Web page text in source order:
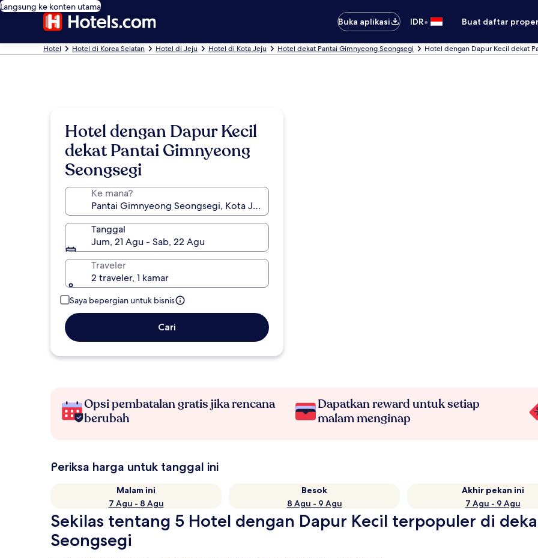
Langsung ke konten utama
Buka aplikasi
IDR• Buat daftar
Hotel Hotel di Korea Selatan Hotel di Jeju Hotel di Kota Jeju Hotel dekat Pantai Gimnyeong Seongsegi Hotel dengan Dapur Kecil dekat
Hotel dengan Dapur Kecil
dekat Pantai Gimnyeong
Seongsegi
Ke mana?
Tanggal
Jum, 21 Agu - Sab, 22 Agu
Traveler
2 traveler, 1 kamar
Saya bepergian untuk bisnis
Cari
Opsi pembatalan gratis jika rencana
berubah
Dapatkan reward untuk setiap
malam menginap
Periksa harga untuk tanggal ini
Malam ini
7 Agu - 8 Agu
Besok
8 Agu - 9 Agu
Akhir pekan ini
7 Agu - 9 Agu
Sekilas tentang 5 Hotel dengan Dapur Kecil terpopuler di
Seongsegi